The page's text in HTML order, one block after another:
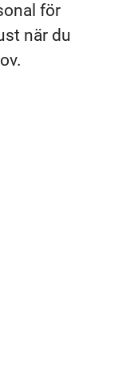
för
när du